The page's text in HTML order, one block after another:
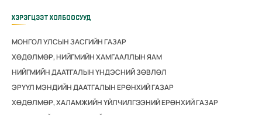
ХЭРЭГЦЭЭТ ХОЛБООСУУД
МОНГОЛ УЛСЫН ЗАСГИЙН ГАЗАР
ХӨДӨЛМӨР, НИЙГМИЙН ХАМГААЛЛЫН ЯАМ
НИЙГМИЙН ДААТГАЛЫН ҮНДЭСНИЙ ЗӨВЛӨЛ
ЭРҮҮЛ МЭНДИЙН ДААТГАЛЫН ЕРӨНХИЙ ГАЗАР
ХӨДӨЛМӨР, ХАЛАМЖИЙН ҮЙЛЧИЛГЭЭНИЙ ЕРӨНХИЙ ГАЗАР